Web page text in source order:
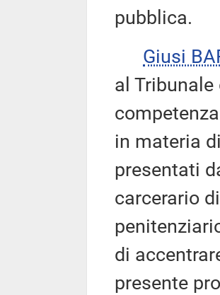
pubblica.
Giusi
al
in materia
presentati
carcerario
di
presente